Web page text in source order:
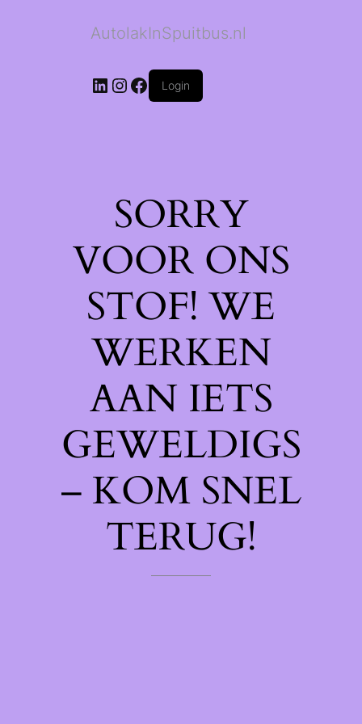
AutolakInSpuitbus.nl
LinkedIn
Instagram
Facebook
Login
SORRY
VOOR ONS
STOF! WE
WERKEN
AAN IETS
GEWELDIGS
– KOM SNEL
TERUG!